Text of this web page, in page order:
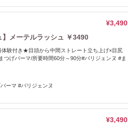
¥3,490
メーテルラッシュ ￥3490
験付き★目頭から中間ストレート立ち上げ×目尻
つげパーマ/所要時間60分～90分#パリジェンヌ #ま
ーマ #パリジェンヌ
¥3,490